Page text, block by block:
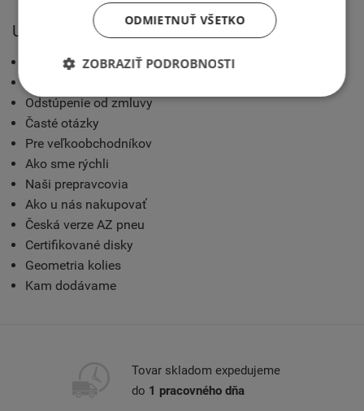
Užitočné informácie
Kontakt
Odstúpenie od zmluvy
Časté otázky
Pre veľkoobchodníkov
Ako sme rýchli
Naši prepravcovia
Ako u nás nakupovať
Česká verze AZ pneu
Certifikované disky
Geometria kolies
Kam dodávame
Tovar skladom expedujeme
do 1 pracovného dňa
ODMIETNUŤ VŠETKO
ZOBRAZIŤ PODROBNOSTI